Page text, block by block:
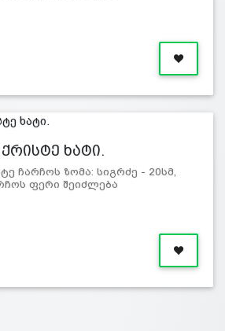
ხატი.
ჩარჩოს ზომა: სიგრძე - 20სმ,
ფერი შეიძლება